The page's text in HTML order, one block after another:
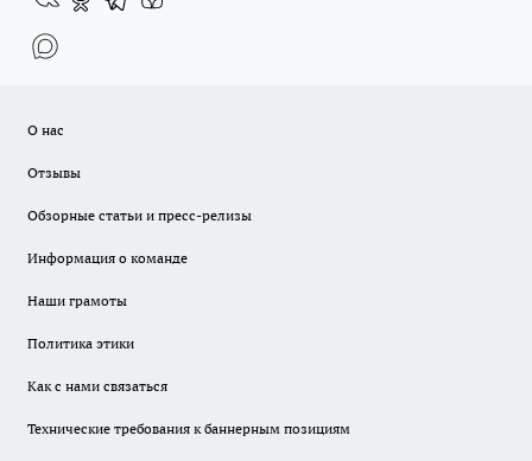
О нас
Отзывы
Обзорные статьи и пресс-релизы
Информация о команде
Наши грамоты
Политика этики
Как с нами связаться
Технические требования к баннерным позициям